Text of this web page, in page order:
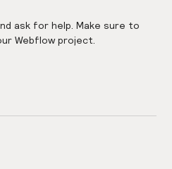
ask for help. Make sure to
Webflow project.